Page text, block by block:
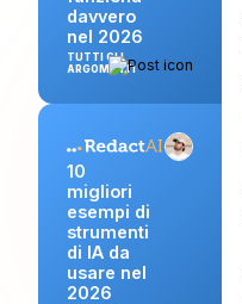
davvero
nel 2026
TUTTI GLI
ARGOMENTI
10
migliori
esempi di
strumenti
di IA da
usare nel
2026